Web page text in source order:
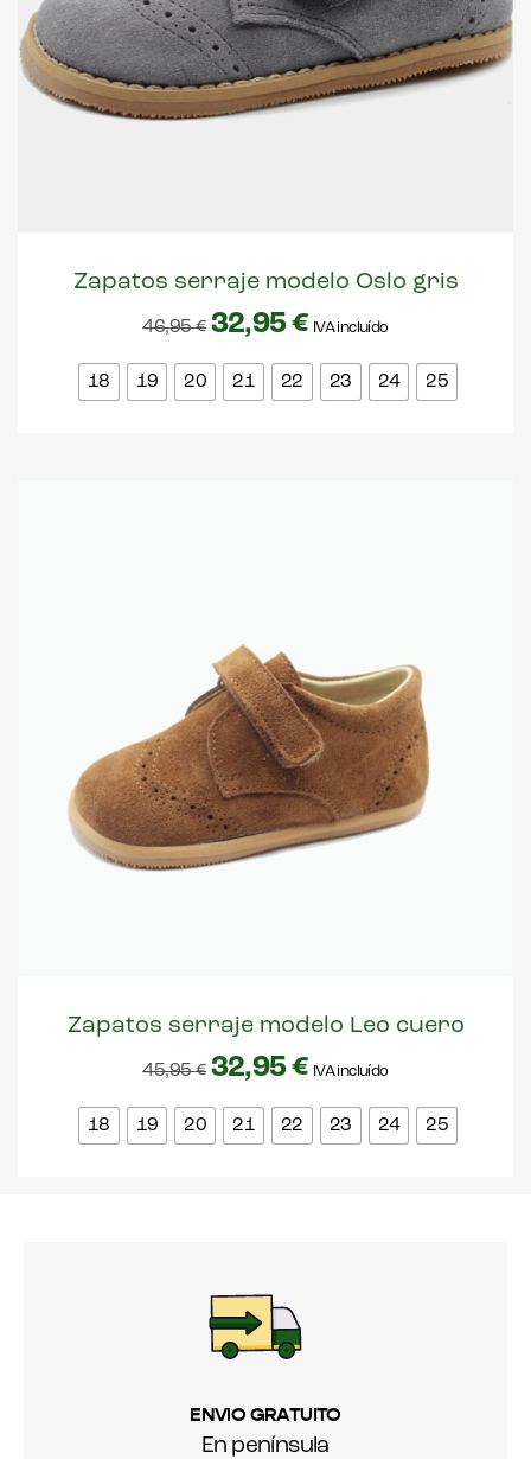
Zapatos serraje modelo Oslo gris
46,95€ 32,95€ IVA incluído
18 19 20 21 22 23 24 25
Zapatos serraje modelo Leo cuero
45,95€ 32,95€ IVA incluído
18 19 20 21 22 23 24 25
ENVIO GRATUITO
En península